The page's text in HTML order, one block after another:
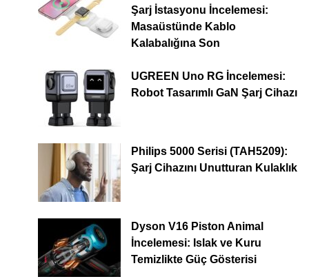
Şarj İstasyonu İncelemesi:
Masaüstünde Kablo
Kalabalığına Son
UGREEN Uno RG İncelemesi:
Robot Tasarımlı GaN Şarj Cihazı
Philips 5000 Serisi (TAH5209):
Şarj Cihazını Unutturan Kulaklık
Dyson V16 Piston Animal
İncelemesi: Islak ve Kuru
Temizlikte Güç Gösterisi